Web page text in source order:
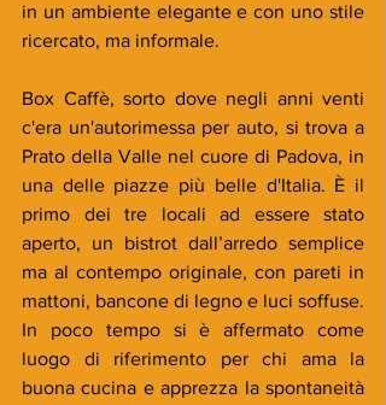
in un ambiente elegante e con uno stile
ricercato, ma informale.
Box Caffè, sorto dove negli anni venti
c'era un'autorimessa per auto, si trova a
Prato della Valle nel cuore di Padova, in
una delle piazze più belle d'Italia. È il
primo dei tre locali ad essere stato
aperto, un bistrot dall’arredo semplice
ma al contempo originale, con pareti in
mattoni, bancone di legno e luci soffuse.
In poco tempo si è affermato come
luogo di riferimento per chi ama la
buona cucina e apprezza la spontaneità